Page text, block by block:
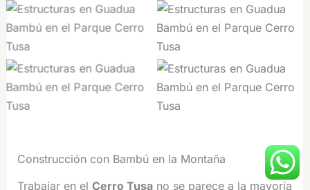
Construcción con Bambú en la Montaña
Trabajar en el Cerro Tusa no se parece a la mayoría